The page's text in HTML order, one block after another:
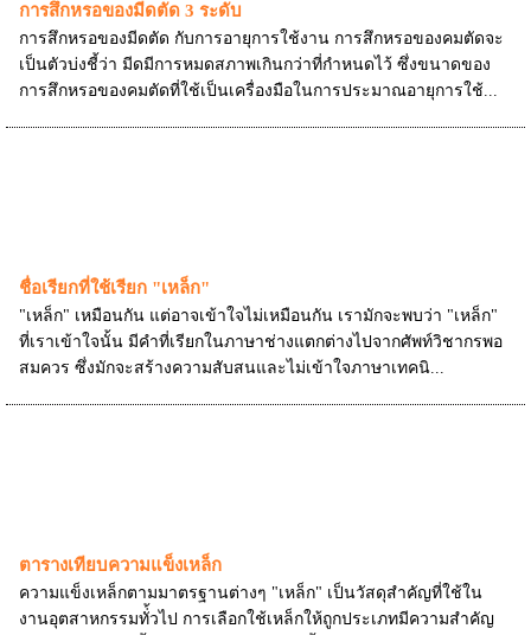
การสึกหรอของมีดตัด 3 ระดับ
การสึกหรอของมีดตัด กับการอายุการใช้งาน การสึกหรอของคมตัดจะ
เป็นตัวบ่งชี้ว่า มีดมีการหมดสภาพเกินกว่าที่กำหนดไว้ ซึ่งขนาดของ
การสึกหรอของคมตัดที่ใช้เป็นเครื่องมือในการประมาณอายุการใช้...
ชื่อเรียกที่ใช้เรียก "เหล็ก"
"เหล็ก" เหมือนกัน แต่อาจเข้าใจไม่เหมือนกัน เรามักจะพบว่า "เหล็ก"
ที่เราเข้าใจนั้น มีคำที่เรียกในภาษาช่างแตกต่างไปจากศัพท์วิชากรพอ
สมควร ซึ่งมักจะสร้างความสับสนและไม่เข้าใจภาษาเทคนิ...
ตารางเทียบความแข็งเหล็ก
ความแข็งเหล็กตามมาตรฐานต่างๆ "เหล็ก" เป็นวัสดุสำคัญที่ใช้ใน
งานอุตสาหกรรมทั่้วไป การเลือกใช้เหล็กให้ถูกประเภทมีความสำคัญ